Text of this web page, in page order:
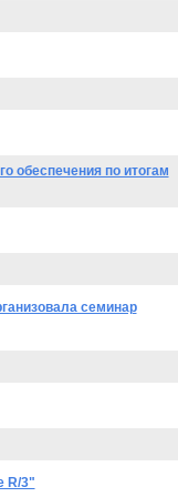
обеспечения по итогам
семинар
R/3"